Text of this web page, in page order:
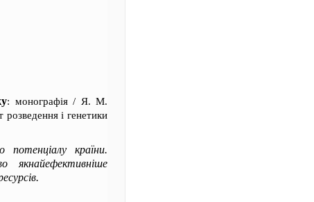
: монографія / Я. М.
і генетики
країни.